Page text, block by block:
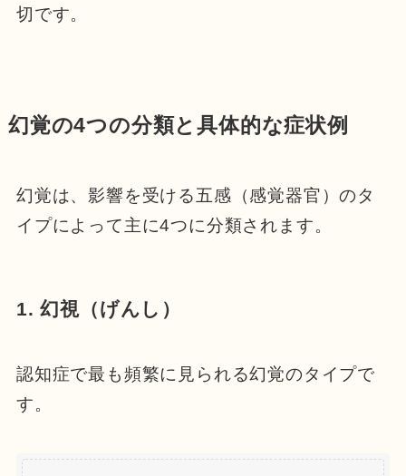
切です。
幻覚の4つの分類と具体的な症状例
幻覚は、影響を受ける五感（感覚器官）のタ
イプによって主に4つに分類されます。
1. 幻視（げんし）
認知症で最も頻繁に見られる幻覚のタイプで
す。